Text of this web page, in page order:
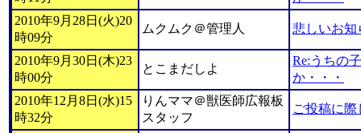
2010年9月28日(火)20
時09分
ムクムク＠管理人 悲しいお知
2010年9月30日(木)23
時00分
とこまだしよ
Re:うちの
か・・・
2010年12月8日(水)15
時32分
りんママ＠獣医師広報板
スタッフ
ご投稿に